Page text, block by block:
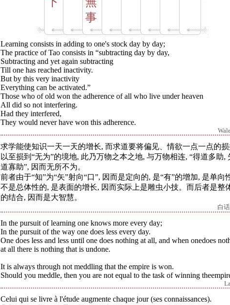
事
Learning consists in adding to one's stock day by day;
The practice of Tao consists in “subtracting day by day,
Subtracting and yet again subtracting
Till one has reached inactivity.
But by this very inactivity
Everything can be activated.”
Those who of old won the adherence of all who live under heaven
All did so not interfering.
Had they interfered,
They would never have won this adherence.
求学能使知识一天一天的增长, 而求道要将偏见、情欲一点一点的损
以至损到“无为”的境地, 此乃万物之本之地, 与万物相连, “得道多助,
道寡助”, 因而无所不为。
前者由于“知”为“矢”射向“口”, 因而是定向的, 是“有”的增加, 是单向
不是总体性的, 是表面的增长, 因而实际上是雕虫小技。而后者是整
的结合, 因而是大智慧。
白
In the pursuit of learning one knows more every day;
In the pursuit of the way one does less every day.
One does less and less until one does nothing at all, and when onedoes
at all there is nothing that is undone.
It is always through not meddling that the empire is won.
Should you meddle, then you are not equal to the task of winning
Celui qui se livre à l'étude augmente chaque jour (ses connaissances).